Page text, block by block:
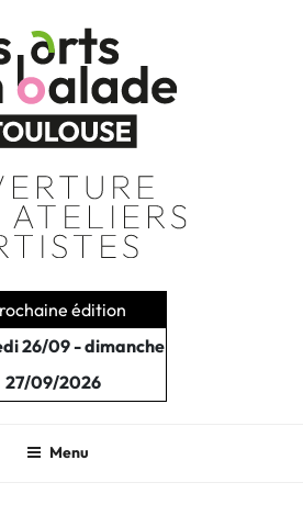
édition
26/09 - dimanche
27/09/2026
Menu